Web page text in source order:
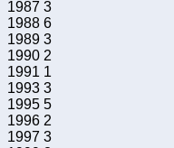
1987 3
1988 6
1989 3
1990 2
1991 1
1993 3
1995 5
1996 2
1997 3